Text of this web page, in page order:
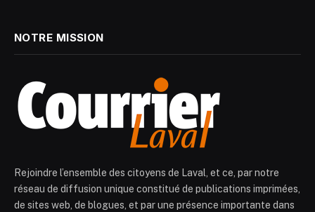
NOTRE MISSION
Rejoindre l’ensemble des citoyens de Laval, et ce, par notre
réseau de diffusion unique constitué de publications imprimées,
de sites web, de blogues, et par une présence importante dans